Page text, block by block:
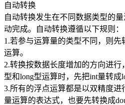
自动转换
自动转换发生在不同数据类型的
动完成。自动转换遵循以下规则：
1.若参与运算量的类型不同，则
运算。
2.转换按数据长度增加的方向进
型和long型运算时，先把int量转成
3.所有的浮点运算都是以双精度进
量运算的表达式，也要先转换成